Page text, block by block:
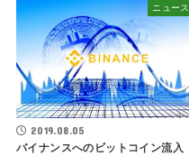
ニュース
2019.08.05
バイナンスへのビットコイン流入